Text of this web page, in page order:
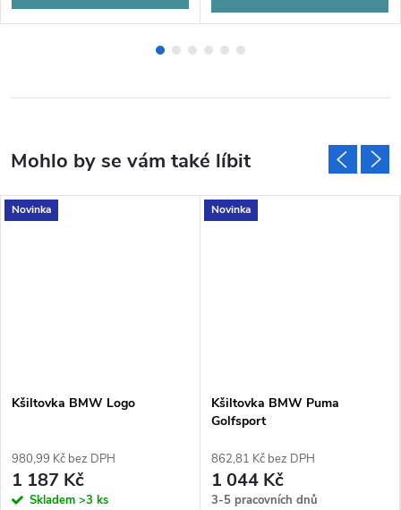
Novinka
Kšiltovka BMW Logo
980,99 Kč bez DPH
1 187 Kč
Skladem >3 ks
Novinka
Kšiltovka BMW Puma
Golfsport
862,81 Kč bez DPH
1 044 Kč
3-5 pracovních dnů